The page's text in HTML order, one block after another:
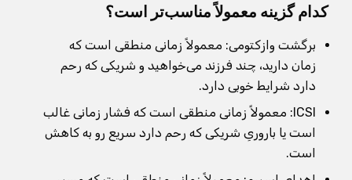
کدام گزینه معمولاً مناسب‌تر است؟
برگشت وازکتومی: معمولاً زمانی منطقی است که
زمان دارید، چند فرزند می‌خواهید و شریکی که رحم
دارد شرایط خوبی دارد.
ICSI: معمولاً زمانی منطقی است که فشار زمانی غالب
است یا باروریِ شریکی که رحم دارد سریع رو به کاهش
است.